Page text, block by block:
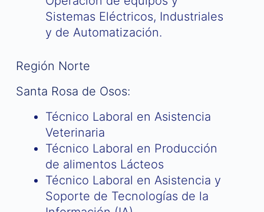
Sistemas Eléctricos, Industriales
y de Automatización.
Región Norte
Santa Rosa de Osos:
Técnico Laboral en Asistencia
Veterinaria
Técnico Laboral en Producción
de alimentos Lácteos
Técnico Laboral en Asistencia y
Soporte de Tecnologías de la